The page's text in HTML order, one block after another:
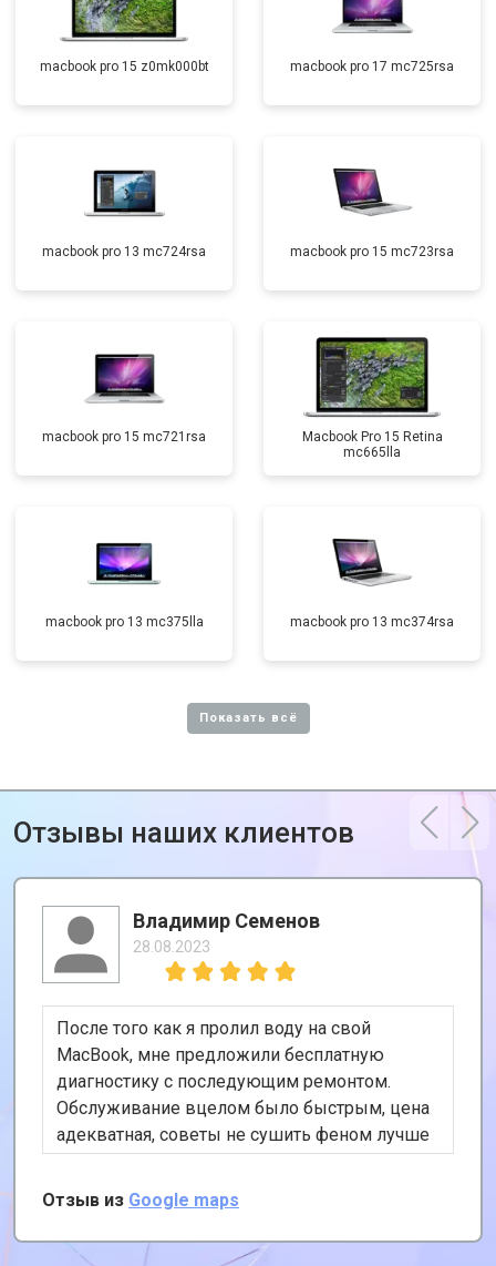
macbook pro 15 z0mk000bt macbook pro 17 mc725rsa
macbook pro 13 mc724rsa macbook pro 15 mc723rsa
macbook pro 15 mc721rsa
Macbook Pro 15 Retina
mc665lla
macbook pro 13 mc375lla macbook pro 13 mc374rsa
Отзывы наших клиентов
Владимир Семенов
28.08.2023
После того как я пролил воду на свой
MacBook, мне предложили бесплатную
диагностику с последующим ремонтом.
Обслуживание вцелом было быстрым, цена
адекватная, советы не сушить феном лучше
поздно чем никогда, но это уже совсем
другая история). Я определенно рекомендую
этот сервис и обращусь снова при
необходимости.
Отзыв из Google maps